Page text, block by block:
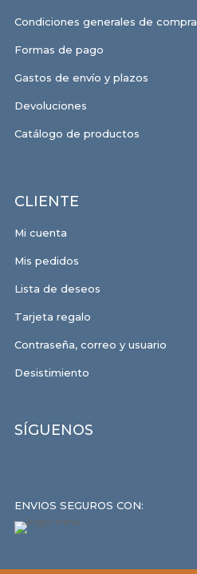
Condiciones generales de compra
Formas de pago
Gastos de envío y plazos
Devoluciones
Catálogo de productos
CLIENTE
Mi cuenta
Mis pedidos
Lista de deseos
Tarjeta regalo
Contraseña, correo y usuario
Desistimiento
SÍGUENOS
ENVIOS SEGUROS CON: